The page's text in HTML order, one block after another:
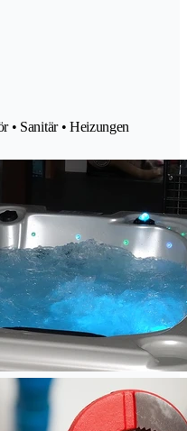
• Sanitär • Heizungen